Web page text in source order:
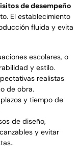
de desempeño
El establecimiento
fluida y evita
escolares, o
y estilo.
realistas
de obra.
y tiempo de
de diseño,
y evitar